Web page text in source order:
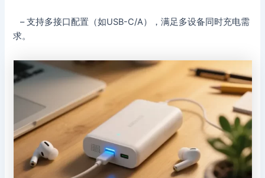
– 支持多接口配置（如USB-C/A），满足多设备同时充电需
求。